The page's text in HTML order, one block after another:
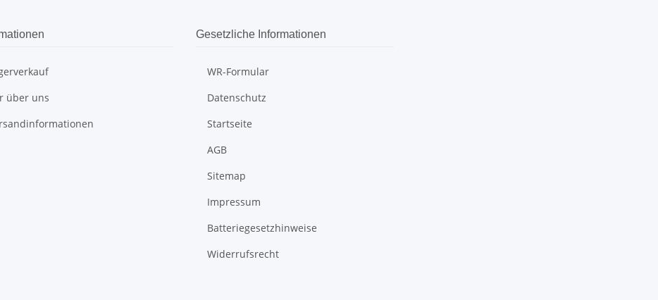
über uns
Gesetzliche Informationen
WR-Formular
Datenschutz
Startseite
AGB
Sitemap
Impressum
Batteriegesetzhinweise
Widerrufsrecht